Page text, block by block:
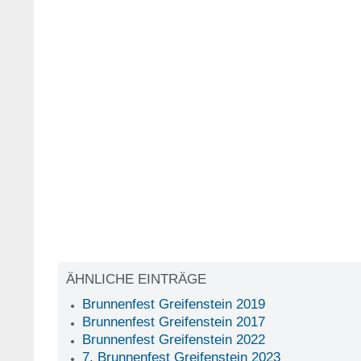
ÄHNLICHE EINTRÄGE
Brunnenfest Greifenstein 2019
Brunnenfest Greifenstein 2017
Brunnenfest Greifenstein 2022
7. Brunnenfest Greifenstein 2023